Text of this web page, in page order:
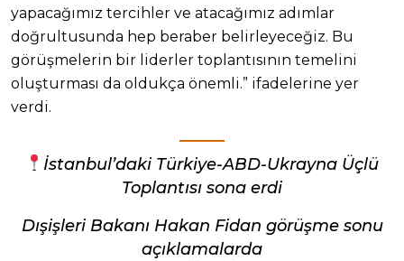
yapacağımız tercihler ve atacağımız adımlar
doğrultusunda hep beraber belirleyeceğiz. Bu
görüşmelerin bir liderler toplantısının temelini
oluşturması da oldukça önemli.” ifadelerine yer
verdi.
İstanbul’daki Türkiye-ABD-Ukrayna Üçlü
Toplantısı sona erdi
Dışişleri Bakanı Hakan Fidan görüşme sonu
açıklamalarda